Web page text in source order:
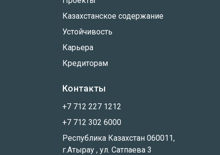
Казахстанское содержание
Устойчивость
Карьера
Кредиторам
Контакты
+7 712 227 1212
+7 712 302 6000
Республика Казахстан 060011,
г.Атырау , ул. Сатпаева 3